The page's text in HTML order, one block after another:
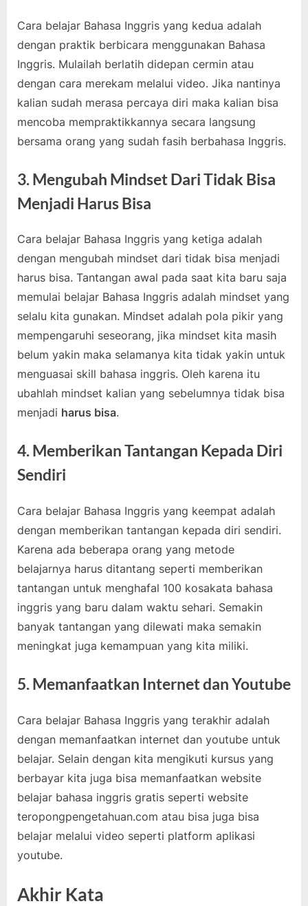
Cara belajar Bahasa Inggris yang kedua adalah
dengan praktik berbicara menggunakan Bahasa
Inggris. Mulailah berlatih didepan cermin atau
dengan cara merekam melalui video. Jika nantinya
kalian sudah merasa percaya diri maka kalian bisa
mencoba mempraktikkannya secara langsung
bersama orang yang sudah fasih berbahasa Inggris.
3. Mengubah Mindset Dari Tidak Bisa
Menjadi Harus Bisa
Cara belajar Bahasa Inggris yang ketiga adalah
dengan mengubah mindset dari tidak bisa menjadi
harus bisa. Tantangan awal pada saat kita baru saja
memulai belajar Bahasa Inggris adalah mindset yang
selalu kita gunakan. Mindset adalah pola pikir yang
mempengaruhi seseorang, jika mindset kita masih
belum yakin maka selamanya kita tidak yakin untuk
menguasai skill bahasa inggris. Oleh karena itu
ubahlah mindset kalian yang sebelumnya tidak bisa
menjadi harus bisa.
4. Memberikan Tantangan Kepada Diri
Sendiri
Cara belajar Bahasa Inggris yang keempat adalah
dengan memberikan tantangan kepada diri sendiri.
Karena ada beberapa orang yang metode
belajarnya harus ditantang seperti memberikan
tantangan untuk menghafal 100 kosakata bahasa
inggris yang baru dalam waktu sehari. Semakin
banyak tantangan yang dilewati maka semakin
meningkat juga kemampuan yang kita miliki.
5. Memanfaatkan Internet dan Youtube
Cara belajar Bahasa Inggris yang terakhir adalah
dengan memanfaatkan internet dan youtube untuk
belajar. Selain dengan kita mengikuti kursus yang
berbayar kita juga bisa memanfaatkan website
belajar bahasa inggris gratis seperti website
teropongpengetahuan.com atau bisa juga bisa
belajar melalui video seperti platform aplikasi
youtube.
Akhir Kata